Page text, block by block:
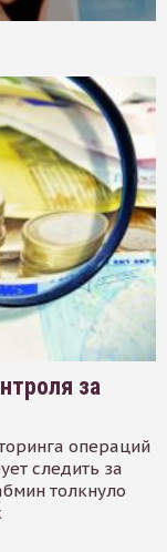
за
операций
следить за
толкнуло